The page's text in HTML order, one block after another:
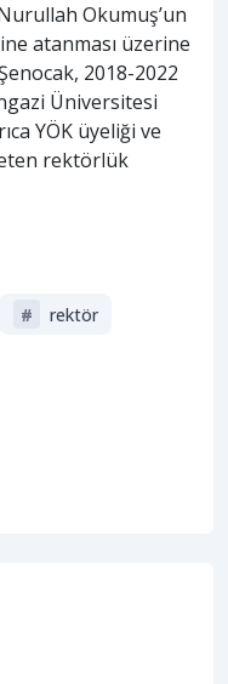
Okumuş’un
atanması üzerine
2018-2022
Üniversitesi
YÖK üyeliği ve
rektörlük
#
rektör